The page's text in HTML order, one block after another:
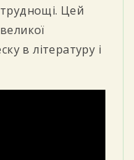
Цей
в літературу і